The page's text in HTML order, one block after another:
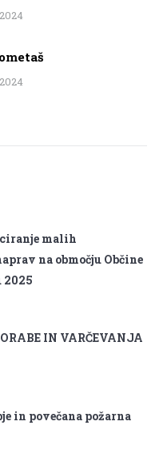
malih
na območju Občine
IN VARČEVANJA
in povečana požarna